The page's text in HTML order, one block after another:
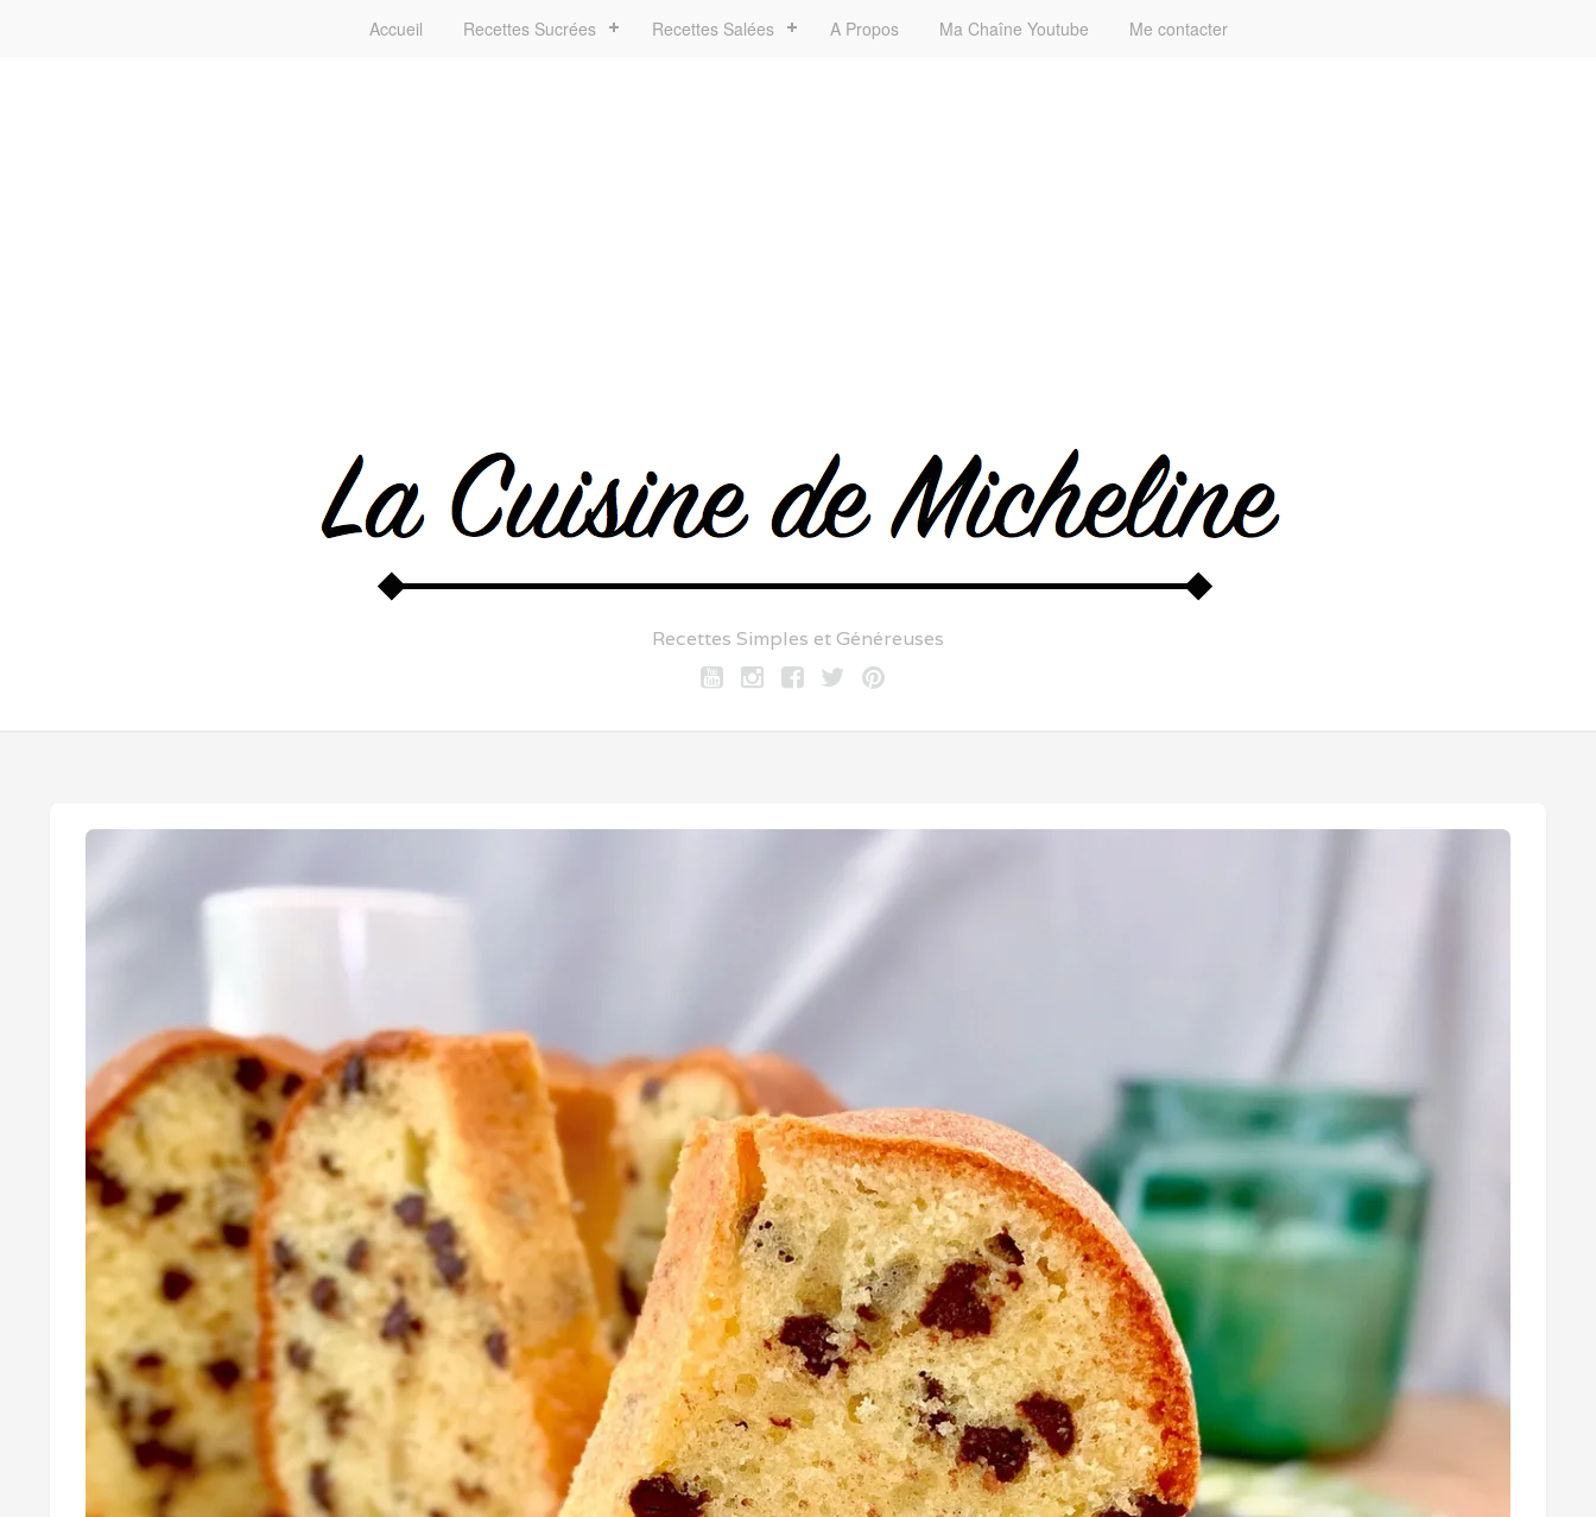
Accueil Recettes Sucrées Recettes Salées A Propos Ma Chaîne Youtube Me contacter
Recettes Simples et Généreuses